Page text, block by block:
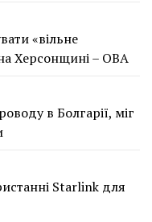
«вільне
Херсонщині – ОВА
в Болгарії, міг
Starlink для